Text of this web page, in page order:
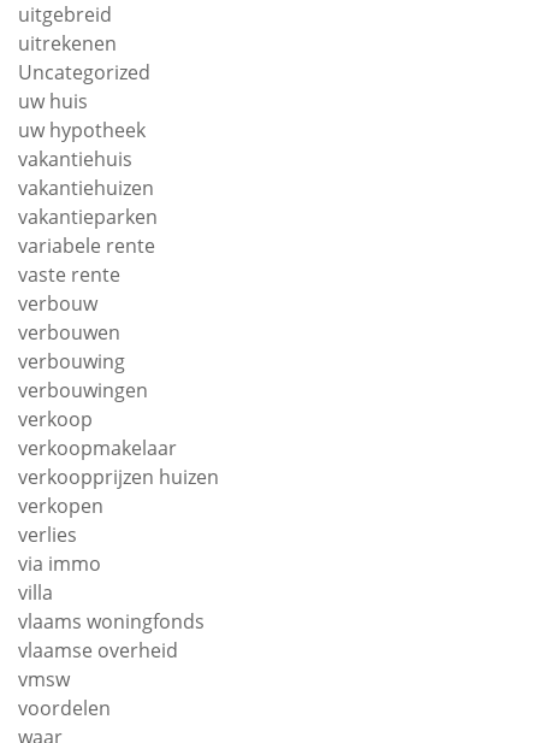
uitgebreid
uitrekenen
Uncategorized
uw huis
uw hypotheek
vakantiehuis
vakantiehuizen
vakantieparken
variabele rente
vaste rente
verbouw
verbouwen
verbouwing
verbouwingen
verkoop
verkoopmakelaar
verkoopprijzen huizen
verkopen
verlies
via immo
villa
vlaams woningfonds
vlaamse overheid
vmsw
voordelen
waar